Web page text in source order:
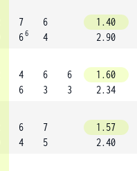
7
66
6
4
1.40
2.90
4
6
6
3
6
3
1.60
2.34
6
4
7
5
1.57
2.40